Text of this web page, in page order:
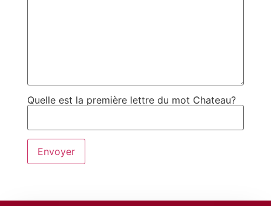
Quelle est la première lettre du mot Chateau?